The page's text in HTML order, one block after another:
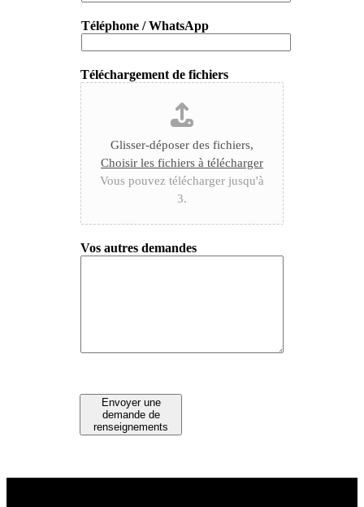
Téléphone / WhatsApp
Téléchargement de fichiers
Glisser-déposer des fichiers,
Choisir les fichiers à télécharger
Vous pouvez télécharger jusqu'à
3.
Vos autres demandes
Envoyer une
demande de
renseignements